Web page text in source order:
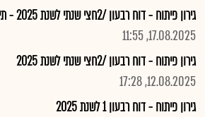
גירון פיתוח - דוח רבעון /2חצי שנתי לשנת 2025 - תיקון דוח
17.08.2025, 11:55
גירון פיתוח - דוח רבעון /2חצי שנתי לשנת 2025
12.08.2025, 17:28
גירון פיתוח - דוח רבעון 1 לשנת 2025